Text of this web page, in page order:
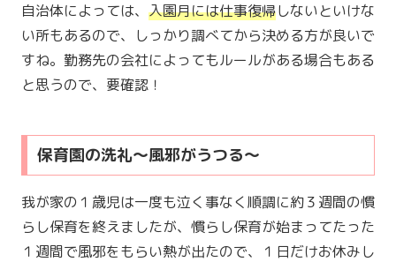
自治体によっては、 入園月には仕事復帰しないといけな
い所もあるので、しっかり調べてから決める方が良いで
すね。勤務先の会社によってもルールがある場合もある
と思うので、要確認！
保育園の洗礼〜風邪がうつる〜
我が家の１歳児は一度も泣く事なく順調に約３週間の慣
らし保育を終えましたが、慣らし保育が始まってたった
１週間で風邪をもらい熱が出たので、１日だけお休みし